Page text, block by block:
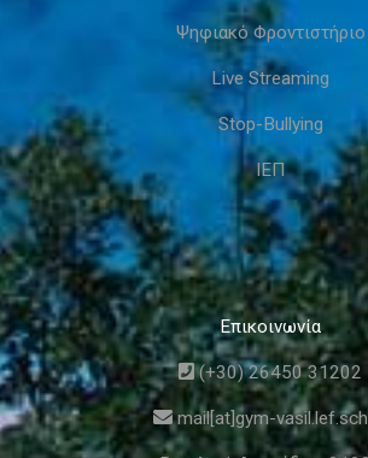
Ψηφιακό Φροντιστήριο
Live Streaming
Stop-Bullying
ΙΕΠ
Επικοινωνία
(+30) 26450 31202
mail[at]gym-